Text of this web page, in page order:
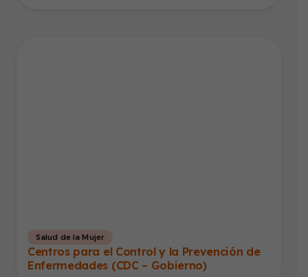
Salud de la Mujer
Centros para el Control y la Prevención de
Enfermedades (CDC – Gobierno)